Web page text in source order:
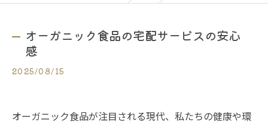
オーガニック食品の宅配サービスの安心
感
2025/08/15
オーガニック食品が注目される現代、私たちの健康や環